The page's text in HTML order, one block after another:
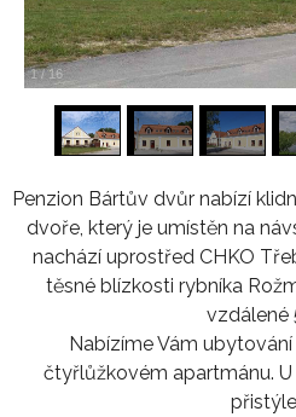
1/16
Penzion Bártův dvůr nabízí
dvoře, který je umístěn na
nachází uprostřed CHKO
těsné blízkosti rybníka
vzdálené
Nabízíme Vám
čtyřlůžkovém apartmánu.